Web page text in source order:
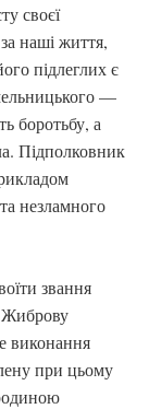
своєї
наші життя,
підлеглих є
—
боротьбу, а
Підполковник
незламного
звання
Жиброву
виконання
при цьому